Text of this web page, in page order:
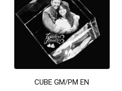
CUBE GM/PM EN